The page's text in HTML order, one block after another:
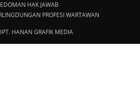
HAK JAWAB
PROFESI WARTAWAN
HANAN GRAFIK MEDIA